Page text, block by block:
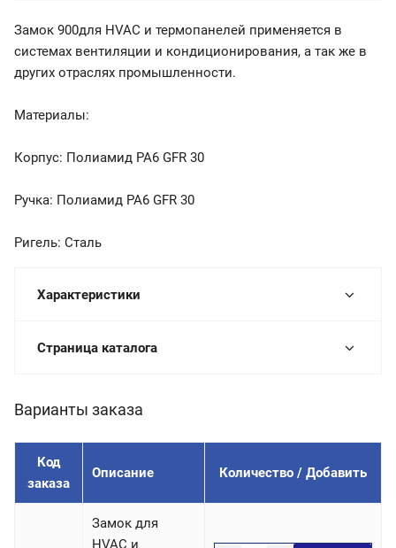
Замок 900для HVAC и термопанелей применяется в
системах вентиляции и кондиционирования, а так же в
других отраслях промышленности.
Материалы:
Корпус: Полиамид PA6 GFR 30
Ручка: Полиамид PA6 GFR 30
Ригель: Сталь
Характеристики
Страница каталога
Варианты заказа
Код
заказа
Описание Количество / Добавить
Замок для
HVAC и